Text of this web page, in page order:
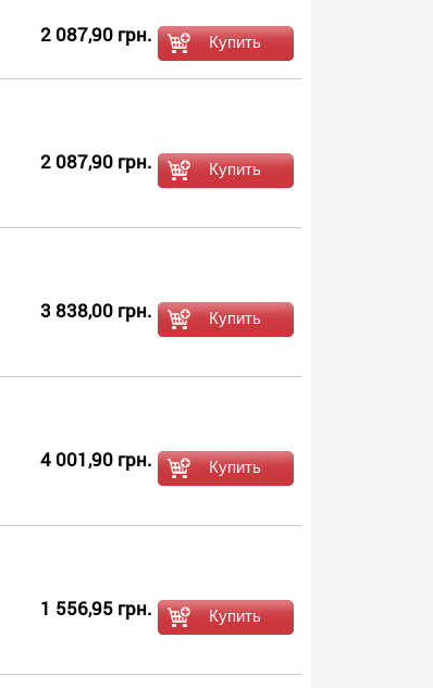
2 087,90 грн.
2 087,90 грн.
3 838,00 грн.
4 001,90 грн.
1 556,95 грн.